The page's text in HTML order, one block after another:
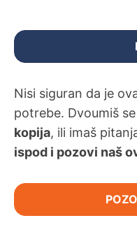
Nisi siguran da je
potrebe. Dvoumiš
kopija, ili imaš
ispod i pozovi naš